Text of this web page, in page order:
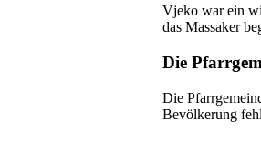
Vjeko war ein
das Massaker
Die
Die
Bevölkerung